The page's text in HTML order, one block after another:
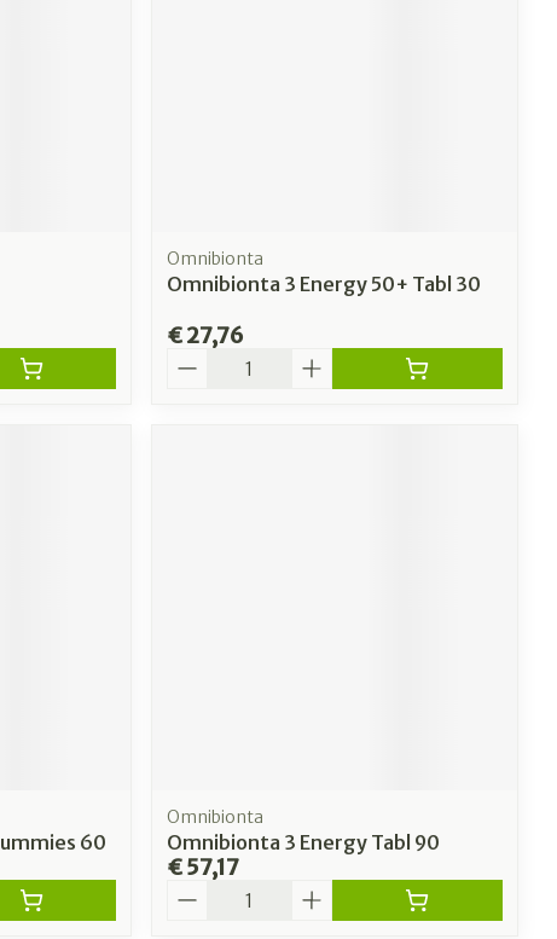
Omnibionta
Omnibionta 3 Energy 50+ Tabl 30
€ 27,76
60
Omnibionta
Omnibionta 3 Energy Tabl 90
€ 57,17